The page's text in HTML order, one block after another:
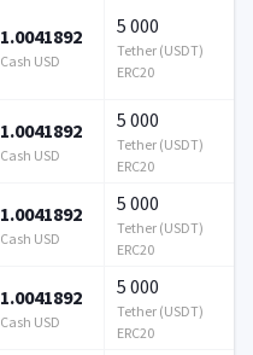
1.0041892
Cash USD
5 000
Tether (USDT)
ERC20
1.0041892
Cash USD
5 000
Tether (USDT)
ERC20
1.0041892
Cash USD
5 000
Tether (USDT)
ERC20
1.0041892
Cash USD
5 000
Tether (USDT)
ERC20